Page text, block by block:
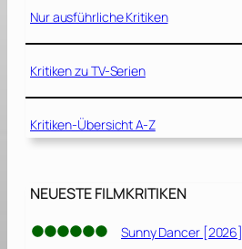
[
2
0
]
Nur ausführliche Kritiken
Kritiken zu TV-Serien
Kritiken-Übersicht A-Z
NEUESTE FILMKRITIKEN
Sunny Dancer [2026]